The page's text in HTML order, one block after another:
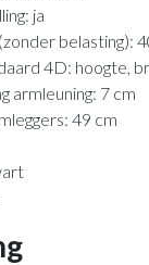
ja
belasting):
4D: hoogte,
armleuning: 7 cm
49 cm